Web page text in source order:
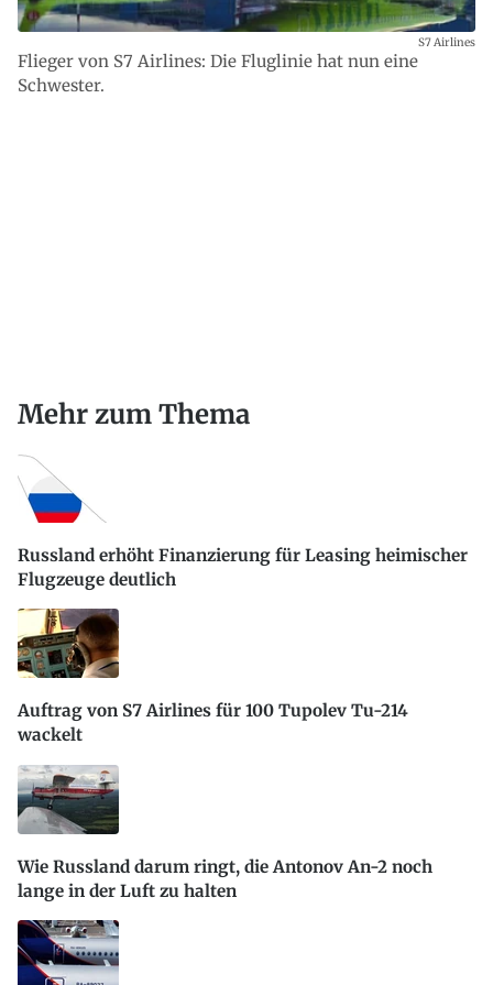
Flieger von S7 Airlines: Die Fluglinie hat nun eine
Schwester.
S7 Airlines
Mehr zum Thema
Russland erhöht Finanzierung für Leasing heimischer
Flugzeuge deutlich
Auftrag von S7 Airlines für 100 Tupolev Tu-214
wackelt
Wie Russland darum ringt, die Antonov An-2 noch
lange in der Luft zu halten